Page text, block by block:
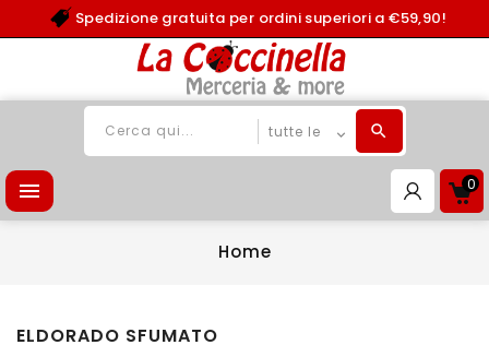
Spedizione gratuita per ordini superiori a €59,90!
 0
Home
ELDORADO SFUMATO